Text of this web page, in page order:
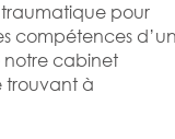
pour
compétences d’un
cabinet
trouvant à